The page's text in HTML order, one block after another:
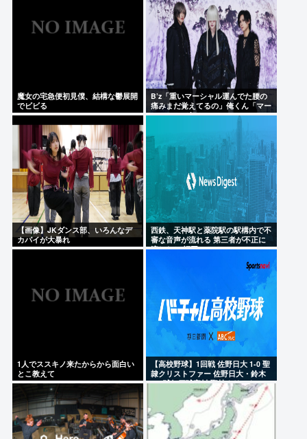
魔女の宅急便初見僕、結構な鬱展開
でビビる
B’z「重いマーシャル運んでた腰の
痛みまだ覚えてるの」俺くん「マー
シャルって何？ 」
【画像】JKダンス部、いろんなデ
カパイが大暴れ
西鉄、天神駅と薬院駅の駅構内で不
審な音声が流れる 第三者が不正に
流したか 福岡
1人でススキノ来たからから面白い
とこ教えて
【高校野球】1回戦 佐野日大 1-0 聖
隷クリストファー 佐野日大・鈴木
102球無四球完封 聖隷クリストファ
ーはエラーに泣く